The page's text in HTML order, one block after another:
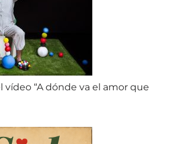
vídeo “A dónde va el amor que